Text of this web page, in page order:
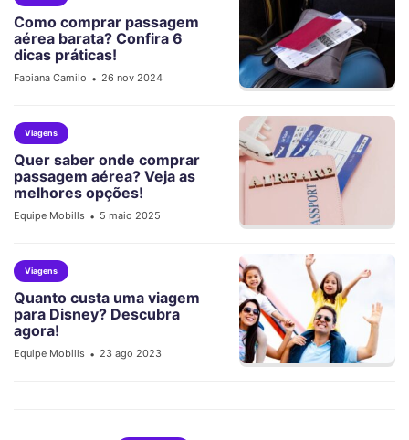
Como comprar passagem
aérea barata? Confira 6
dicas práticas!
Fabiana Camilo • 26 nov 2024
Viagens
Quer saber onde comprar
passagem aérea? Veja as
melhores opções!
Equipe Mobills • 5 maio 2025
Viagens
Quanto custa uma viagem
para Disney? Descubra
agora!
Equipe Mobills • 23 ago 2023